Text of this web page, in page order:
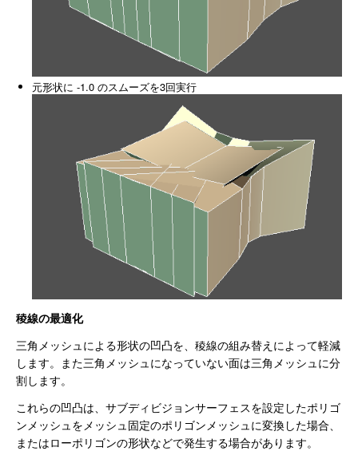
元形状に -1.0 のスムーズを3回実行
稜線の最適化
三角メッシュによる形状の凹凸を、稜線の組み替えによって軽減
します。また三角メッシュになっていない面は三角メッシュに分
割します。
これらの凹凸は、サブディビジョンサーフェスを設定したポリゴ
ンメッシュをメッシュ固定のポリゴンメッシュに変換した場合、
またはローポリゴンの形状などで発生する場合があります。